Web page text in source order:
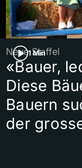
1 Min
Neue Staffel
«Bauer,
Diese
Bauern
der